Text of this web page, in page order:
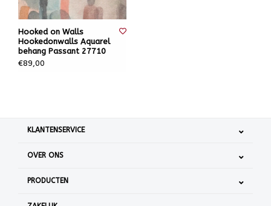
Hooked on Walls
Hookedonwalls Aquarel
behang Passant 27710
€89,00
KLANTENSERVICE
OVER ONS
PRODUCTEN